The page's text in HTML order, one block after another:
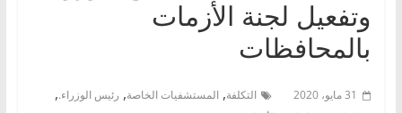
وتفعيل لجنة الأزمات
بالمحافظات
31 مايو، 2020 التكلفة, المستشفيات الخاصة, رئيس الوزراء.,